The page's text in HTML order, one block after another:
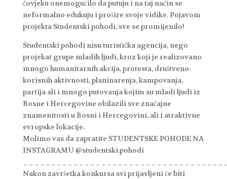
čovjeku onemogućilo da putuju i na taj način se
neformalno edukuju i prošire svoje vidike. Pojavom
projekta Studentski pohodi, sve se promijenilo!
Studentski pohodi nisu turistička agencija, nego
projekat grupe mladih ljudi, kroz koji je realizovano
mnogo humanitarnih akcija, protesta, društveno-
korisnih aktivnosti, planinarenja, kampovanja,
partija ali i mnogo putovanja kojim su mladi ljudi iz
Bosne i Hercegovine obilazili sve značajne
znamenitosti u Bosni i Hercegovini, ali i atraktivne
evropske lokacije.
Molimo vas da zapratite STUDENTSKE POHODE NA
INSTAGRAMU @studentski.pohodi
Nakon završetka konkursa svi prijavljeni će biti